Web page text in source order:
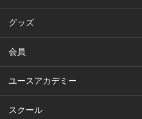
グッズ
会員
ユースアカデミー
スクール